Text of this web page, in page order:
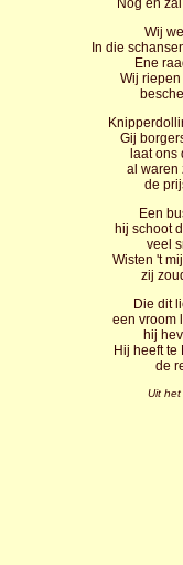
Nog en
Wij
In die
Ene
Wij
Gij
laat
al waren
de
Een
hij schoot
veel
Wisten 't
zij
Die dit
een vroom
hij
Hij heeft te
de
Uit